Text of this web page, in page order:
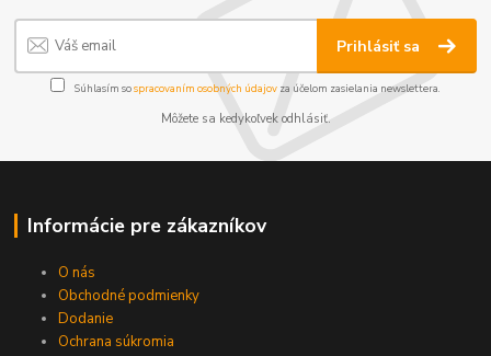
Prihlásiť sa
Súhlasím sospracovaním osobných údajov za účelom zasielania newslettera.
Môžete sa kedykoľvek odhlásiť.
Informácie pre zákazníkov
O nás
Obchodné podmienky
Dodanie
Ochrana súkromia